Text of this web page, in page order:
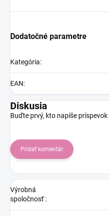
Dodatočné parametre
Kategória:
EAN:
Diskusia
Buďte prvý, kto napíše
Pridať komentár
Výrobná
spoločnosť: